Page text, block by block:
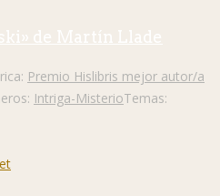
de Martín Llade
Premio Hislibris mejor autor/a
Intriga-MisterioTemas: